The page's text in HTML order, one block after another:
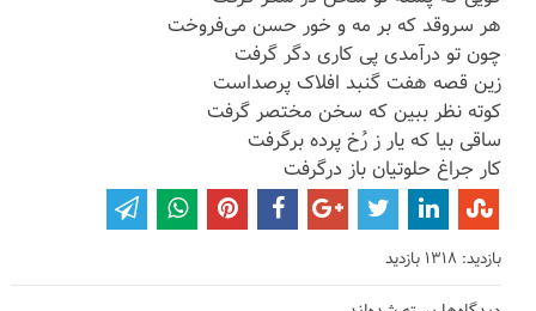
هر سروقد که بر مه و خور حسن می‌فروخت
چون تو درآمدی پی کاری دگر گرفت
زین قصه هفت گنبد افلاک پرصداست
کوته نظر ببین که سخن مختصر گرفت
ساقی بیا که یار ز رُخ پرده برگرفت
کار جراغ حلوتیان باز درگرفت
بازدید: 1318 بازدید